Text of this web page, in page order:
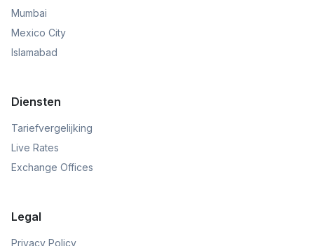
Mumbai
Mexico City
Islamabad
Diensten
Tariefvergelijking
Live Rates
Exchange Offices
Legal
Privacy Policy